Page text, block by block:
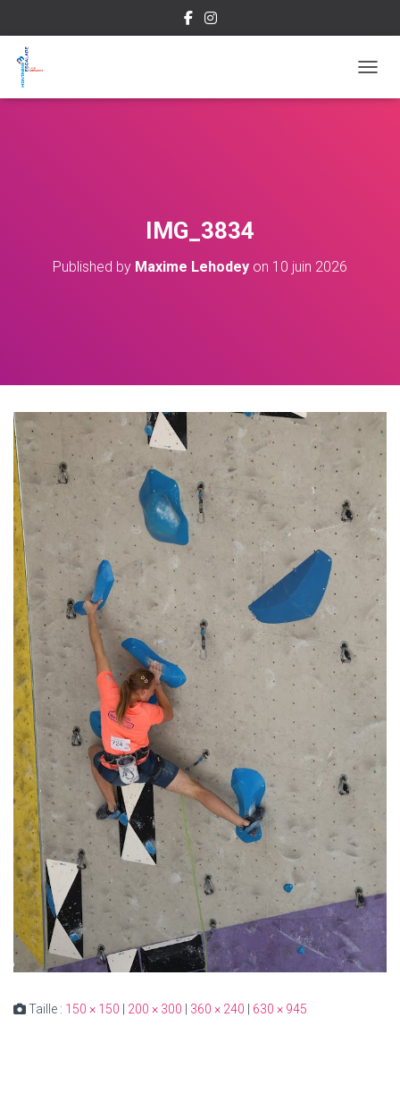
IMG_3834
Published by Maxime Lehodey on 10 juin 2026
Taille : 150 × 150 200 × 300 360 × 240 630 × 945